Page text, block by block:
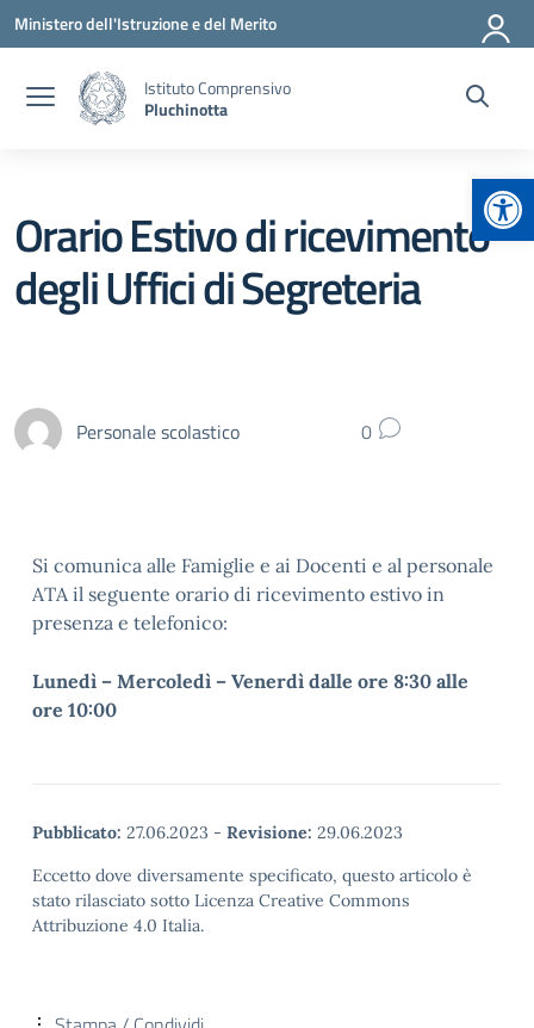
Vai ai contenuti
Vai al menu di navigazione
Vai al footer
Ministero dell'Istruzione e del Merito
Istituto Comprensivo
Pluchinotta
Orario Estivo di ricevimento
degli Uffici di Segreteria
Personale scolastico 0
Si comunica alle Famiglie e ai Docenti e al personale
ATA il seguente orario di ricevimento estivo in
presenza e telefonico:
Lunedì – Mercoledì – Venerdì dalle ore 8:30 alle
ore 10:00
Pubblicato: 27.06.2023 - Revisione: 29.06.2023
Eccetto dove diversamente specificato, questo articolo è
stato rilasciato sotto Licenza Creative Commons
Attribuzione 4.0 Italia.